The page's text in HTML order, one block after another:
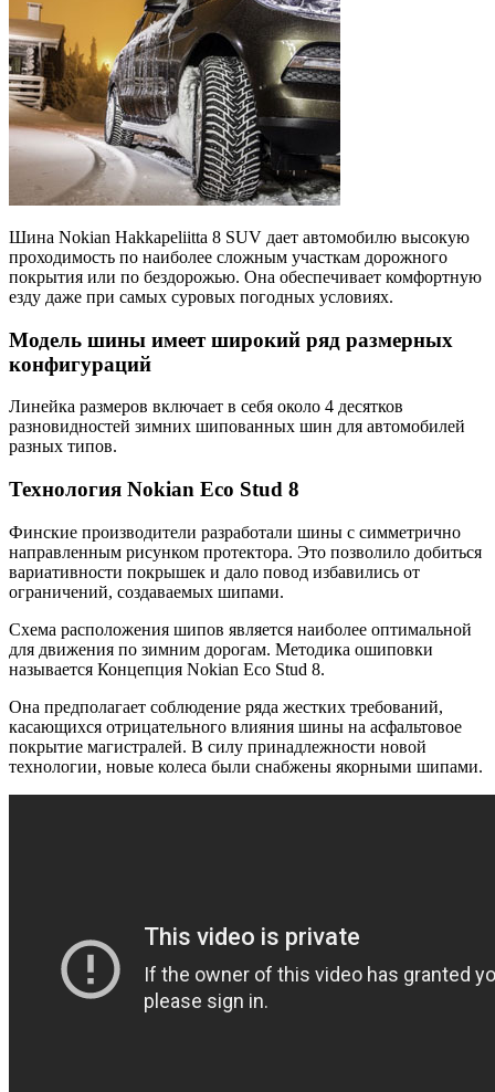
Шина Nokian Hakkapeliitta 8 SUV дает автомобилю высокую
проходимость по наиболее сложным участкам дорожного
покрытия или по бездорожью. Она обеспечивает комфортную
езду даже при самых суровых погодных условиях.
Модель шины имеет широкий ряд размерных
конфигураций
Линейка размеров включает в себя около 4 десятков
разновидностей зимних шипованных шин для автомобилей
разных типов.
Технология Nokian Eco Stud 8
Финские производители разработали шины с симметрично
направленным рисунком протектора. Это позволило добиться
вариативности покрышек и дало повод избавились от
ограничений, создаваемых шипами.
Схема расположения шипов является наиболее оптимальной
для движения по зимним дорогам. Методика ошиповки
называется Концепция Nokian Eco Stud 8.
Она предполагает соблюдение ряда жестких требований,
касающихся отрицательного влияния шины на асфальтовое
покрытие магистралей. В силу принадлежности новой
технологии, новые колеса были снабжены якорными шипами.